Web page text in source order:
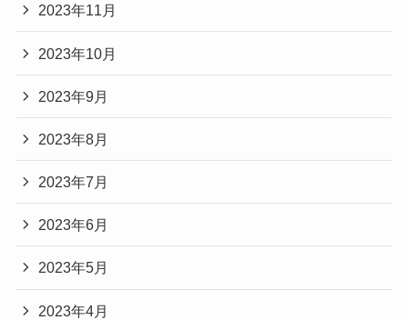
2023年11月
2023年10月
2023年9月
2023年8月
2023年7月
2023年6月
2023年5月
2023年4月